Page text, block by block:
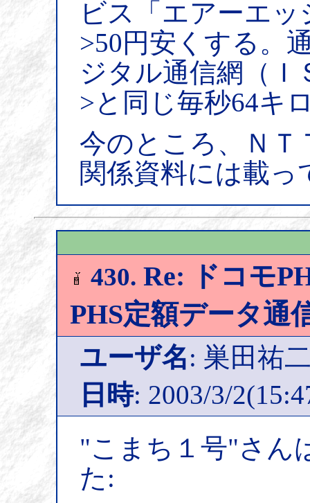
ビス「エアーエッ
>50円安くする。
ジタル通信網（Ｉ
>と同じ毎秒64キ
今のところ、ＮＴ
関係資料には載っ
430. Re: ドコモ
PHS定額データ通
ユーザ名: 巣田祐
日時: 2003/3/
"こまち１号"さん
た: